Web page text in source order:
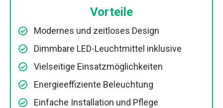
Vorteile
Modernes und zeitloses Design
Dimmbare LED-Leuchtmittel inklusive
Vielseitige Einsatzmöglichkeiten
Energieeffiziente Beleuchtung
Einfache Installation und Pflege